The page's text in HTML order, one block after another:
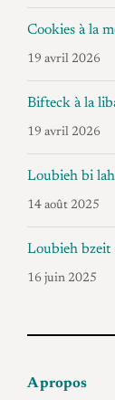
Cookies à la
19 avril 2026
Bifteck à la
19 avril 2026
Loubieh bi
14 août 2025
16 juin 2025
A propos